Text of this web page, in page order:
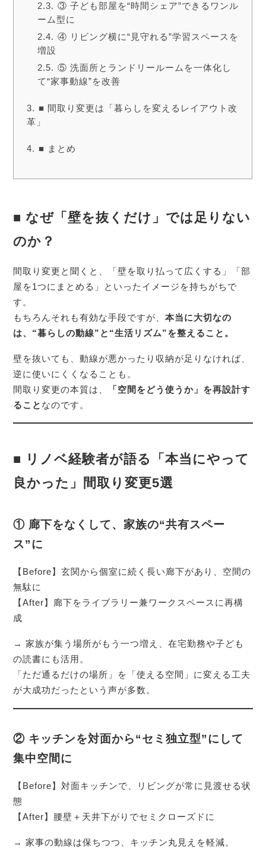
③ 子ども部屋を“時間シェア”できるワンル
ーム型に
④ リビング横に“見守れる”学習スペースを
増設
⑤ 洗面所とランドリールームを一体化し
て“家事動線”を改善
■ 間取り変更は「暮らしを変えるレイアウト改
革」
■ まとめ
■ なぜ「壁を抜くだけ」では足りない
のか？
間取り変更と聞くと、「壁を取り払って広くする」「部
屋を1つにまとめる」といったイメージを持ちがちで
す。
もちろんそれも有効な手段ですが、本当に大切なの
は、“暮らしの動線”と“生活リズム”を整えること。
壁を抜いても、動線が悪かったり収納が足りなければ、
逆に使いにくくなることも。
間取り変更の本質は、
「空間をどう使うか」を再設計す
ること なのです。
■ リノベ経験者が語る「本当にやって
良かった」間取り変更5選
① 廊下をなくして、家族の“共有スペー
ス”に
【Before】玄関から個室に続く長い廊下があり、空間の
無駄に
【After】廊下をライブラリー兼ワークスペースに再構
成
→ 家族が集う場所がもう一つ増え、在宅勤務や子ども
の読書にも活用。
「ただ通るだけの場所」を「使える空間」に変える工夫
が大成功だったという声が多数。
② キッチンを対面から“セミ独立型”にして
集中空間に
【Before】対面キッチンで、リビングが常に見渡せる状
態
【After】腰壁＋天井下がりでセミクローズドに
→ 家事の動線は保ちつつ、キッチン丸見えを軽減。